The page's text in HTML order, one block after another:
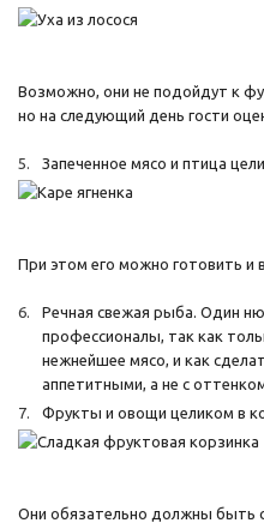
Возможно, они не подойдут к
но на следующий день гости
Запеченное мясо и птица
При этом его можно готовить и
Речная свежая рыба. Один
профессионалы, так как
нежнейшее мясо, и как
аппетитными, а не с
Фрукты и овощи целиком в
Они обязательно должны быть